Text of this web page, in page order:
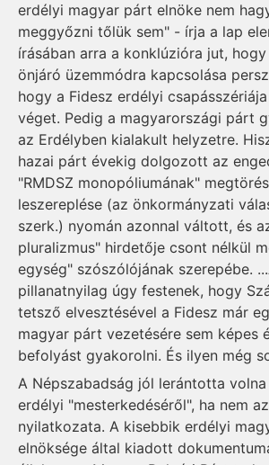
erdélyi magyar párt elnöke nem
meggyőzni tőlük sem" - írja a lap
írásában arra a konklúzióra jut,
önjáró üzemmódra kapcsolása
hogy a Fidesz erdélyi
véget. Pedig a magyarországi párt
az Erdélyben kialakult helyzetre.
hazai párt évekig dolgozott az
"RMDSZ monopóliumának"
leszereplése (az önkormányzati
szerk.) nyomán azonnal váltott, és
pluralizmus" hirdetője csont nélkül
egység" szószólójának szerepébe.
pillanatnyilag úgy festenek, hogy
tetsző elvesztésével a Fidesz már
magyar párt vezetésére sem képes
befolyást gyakorolni. És ilyen még
A Népszabadság jól lerántotta
erdélyi "mesterkedéséről", ha nem
nyilatkozata. A kisebbik erdélyi
elnöksége által kiadott